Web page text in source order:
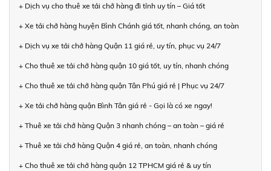
+ Dịch vụ cho thuê xe tải chở hàng đi tỉnh uy tín – Giá tốt
+ Xe tải chở hàng huyện Bình Chánh giá tốt, nhanh chóng, an toàn
+ Dịch vụ xe tải chở hàng Quận 11 giá rẻ, uy tín, phục vụ 24/7
+ Cho thuê xe tải chở hàng quận 10 giá tốt, uy tín, nhanh chóng
+ Cho thuê xe tải chở hàng quận Tân Phú giá rẻ | Phục vụ 24/7
+ Xe tải chở hàng quận Bình Tân giá rẻ - Gọi là có xe ngay!
+ Thuê xe tải chở hàng Quận 3 nhanh chóng – an toàn – giá rẻ
+ Thuê xe tải chở hàng Quận 4 giá rẻ, an toàn, nhanh chóng
+ Cho thuê xe tải chở hàng quận 12 TPHCM giá rẻ & uy tín